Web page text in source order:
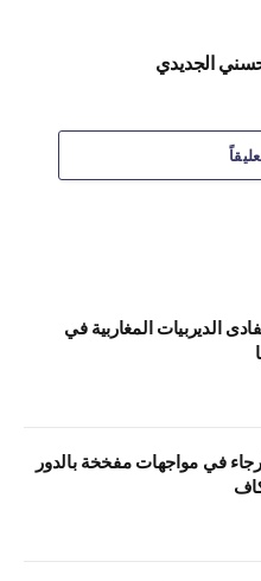
الجديدي
الديربيات المغاربية في
في مواجهات مفخخة بالدور